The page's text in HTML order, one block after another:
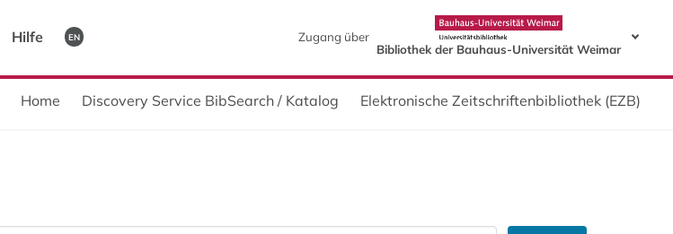
Hilfe EN
Zugang über
Bibliothek der Bauhaus-Universität Weimar
Home Discovery Service BibSearch / Katalog Elektronische Zeitschriftenbibliothek (EZB)